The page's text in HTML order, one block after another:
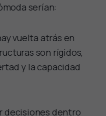
serían:
vuelta atrás en
son rígidos,
y la capacidad
decisiones dentro